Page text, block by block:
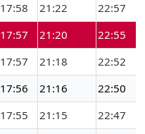
17:58 21:22
22:57
17:57 21:20
22:55
17:57 21:18
22:52
17:56 21:16
22:50
17:55 21:15
22:47